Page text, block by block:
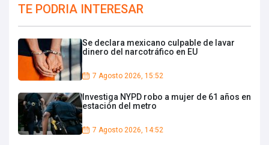
TE PODRIA INTERESAR
Se declara mexicano culpable de lavar
dinero del narcotráfico en EU
7 Agosto 2026, 15:52
Investiga NYPD robo a mujer de 61 años en
estación del metro
7 Agosto 2026, 14:52